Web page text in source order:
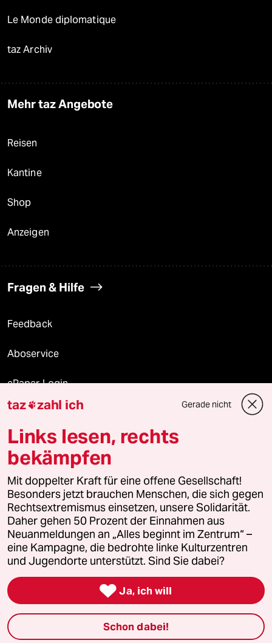
Le Monde diplomatique
taz Archiv
Mehr taz Angebote
Reisen
Kantine
Shop
Anzeigen
Fragen & Hilfe
Feedback
Aboservice
ePaper Login
Downloads für Abonnierende
© 2026 taz Verlags und Vertriebs GmbH
Alle Rechte vorbehalten. Bei rechtlichen Fragen oder für Genehmigungen
wenden Sie sich bitte an
lizenzen@taz.de
Feedback Redaktionsstatut Kommune-Richtlinien
Leitlinie Informant Datenschutz Impressum AGB
Seitenwende Einwilligungen widerrufen (Ads)
taz zahl ich Gerade nicht
Links lesen, rechts
bekämpfen
Mit doppelter Kraft für eine offene Gesellschaft!
Besonders jetzt brauchen Menschen, die sich gegen
Rechtsextremismus einsetzen, unsere Solidarität.
Daher gehen 50 Prozent der Einnahmen aus
Neuanmeldungen an „Alles beginnt im Zentrum“ –
eine Kampagne, die bedrohte linke Kulturzentren
und Jugendorte unterstützt. Sind Sie dabei?
 Ja, ich will
Schon dabei!